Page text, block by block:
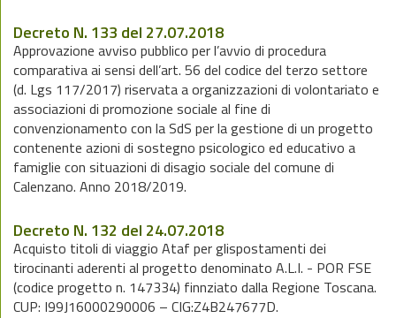
Decreto N. 133 del 27.07.2018
Approvazione avviso pubblico per l’avvio di procedura
comparativa ai sensi dell’art. 56 del codice del terzo settore
(d. Lgs 117/2017) riservata a organizzazioni di volontariato e
associazioni di promozione sociale al fine di
convenzionamento con la SdS per la gestione di un progetto
contenente azioni di sostegno psicologico ed educativo a
famiglie con situazioni di disagio sociale del comune di
Calenzano. Anno 2018/2019.
Decreto N. 132 del 24.07.2018
Acquisto titoli di viaggio Ataf per glispostamenti dei
tirocinanti aderenti al progetto denominato A.L.I. - POR FSE
(codice progetto n. 147334) finnziato dalla Regione Toscana.
CUP: I99J16000290006 – CIG:Z4B247677D.